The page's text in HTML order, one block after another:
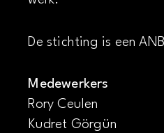
De stichting is een
Medewerkers
Rory Ceulen
Kudret Görgün